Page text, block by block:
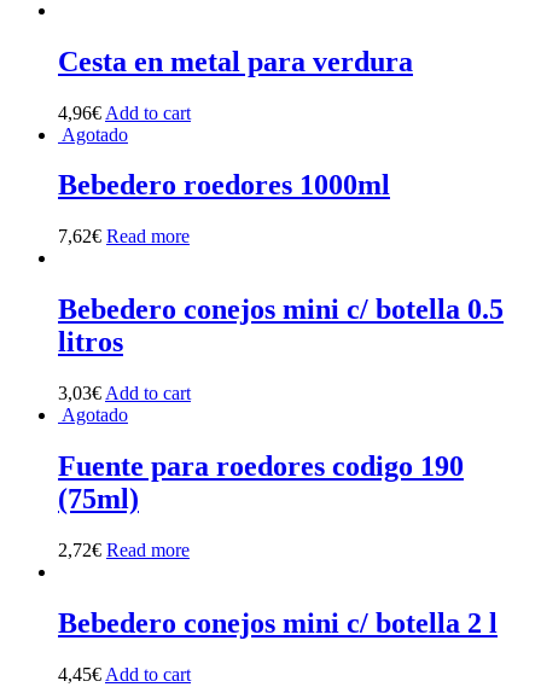
Cesta en metal para verdura
4,96€ Add to cart
Agotado
Bebedero roedores 1000ml
7,62€ Read more
Bebedero conejos mini c/ botella 0.5
litros
3,03€ Add to cart
Agotado
Fuente para roedores codigo 190
(75ml)
2,72€ Read more
Bebedero conejos mini c/ botella 2 l
4,45€ Add to cart